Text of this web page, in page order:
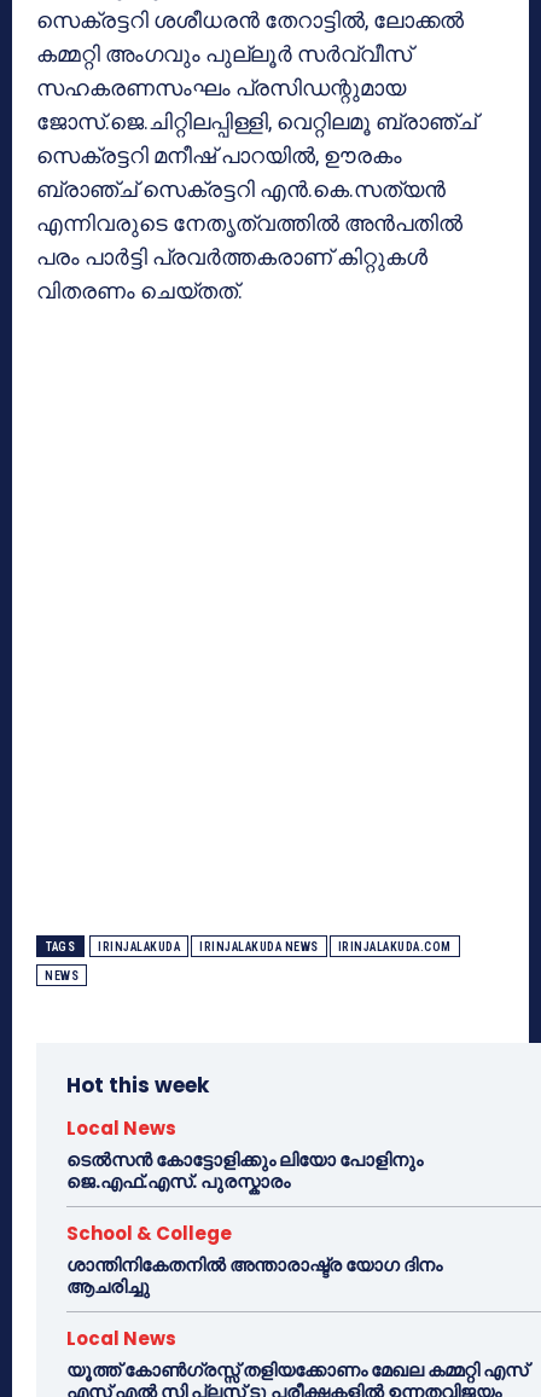
സെക്രട്ടറി ശശീധരന്‍ തേറാട്ടില്‍, ലോക്കല്‍
കമ്മറ്റി അംഗവും പുല്ലൂര്‍ സര്‍വ്വീസ്
സഹകരണസംഘം പ്രസിഡന്റുമായ
ജോസ്.ജെ.ചിറ്റിലപ്പിള്ളി, വെറ്റിലമൂ ബ്രാഞ്ച്
സെക്രട്ടറി മനീഷ് പാറയില്‍, ഊരകം
ബ്രാഞ്ച് സെക്രട്ടറി എന്‍.കെ.സത്യന്‍
എന്നിവരുടെ നേതൃത്വത്തില്‍ അന്‍പതില്‍
പരം പാര്‍ട്ടി പ്രവര്‍ത്തകരാണ് കിറ്റുകള്‍
വിതരണം ചെയ്തത്.
TAGS IRINJALAKUDA IRINJALAKUDA NEWS IRINJALAKUDA.COM
NEWS
Hot this week
Local News
ടെൽസൻ കോട്ടോളിക്കും ലിയോ പോളിനും
ജെ.എഫ്.എസ്. പുരസ്കാരം
School & College
ശാന്തിനികേതനിൽ അന്താരാഷ്ട്ര യോഗ ദിനം
ആചരിച്ചു
Local News
യൂത്ത് കോൺഗ്രസ്സ് തളിയക്കോണം മേഖല കമ്മറ്റി എസ്
എസ് എൽ സി പ്ലസ് ടു പരീക്ഷകളിൽ ഉന്നതവിജയം